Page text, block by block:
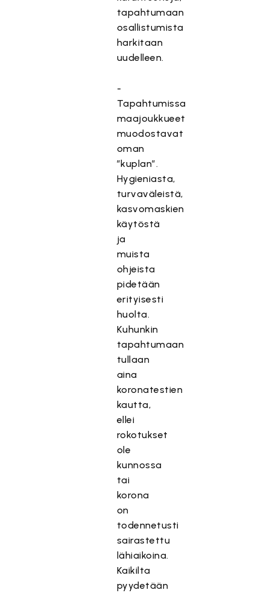
tapahtumaan
osallistumista
harkitaan
uudelleen.
-
Tapahtumissa
maajoukkueet
muodostavat
oman
”kuplan”.
Hygieniasta,
turvaväleistä,
kasvomaskien
käytöstä
ja
muista
ohjeista
pidetään
erityisesti
huolta.
Kuhunkin
tapahtumaan
tullaan
aina
koronatestien
kautta,
ellei
rokotukset
ole
kunnossa
tai
korona
on
todennetusti
sairastettu
lähiaikoina.
Kaikilta
pyydetään